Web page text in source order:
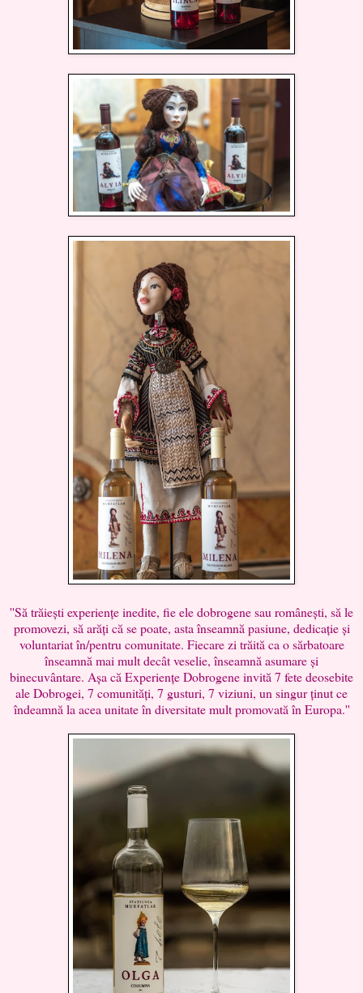
''Să trăiești experiențe inedite, fie ele dobrogene sau românești, să le
promovezi, să arăți că se poate, asta înseamnă pasiune, dedicație și
voluntariat în/pentru comunitate. Fiecare zi trăită ca o sărbatoare
înseamnă mai mult decât veselie, înseamnă asumare și
binecuvântare. Așa că Experiențe Dobrogene invită 7 fete deosebite
ale Dobrogei, 7 comunități, 7 gusturi, 7 viziuni, un singur ținut ce
îndeamnă la acea unitate în diversitate mult promovată în Europa.''